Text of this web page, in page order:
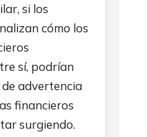
si los
cómo los
sí, podrían
advertencia
financieros
surgiendo.